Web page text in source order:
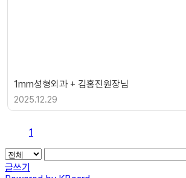
1mm성형외과 + 김홍진원장님
2025.12.29
1
글쓰기